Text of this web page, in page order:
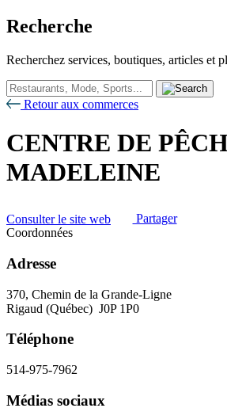
Recherche
Recherchez services, boutiques, articles et
Retour aux commerces
CENTRE DE
MADELEINE
Consulter le site web
Partager
Coordonnées
Adresse
370, Chemin de la Grande-Ligne
Rigaud (Québec) J0P 1P0
Téléphone
514-975-7962
Médias sociaux